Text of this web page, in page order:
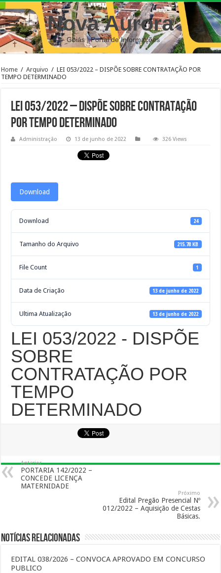
Nova Aurora
– Goiás | Portal de Informações
Home / Arquivo / LEI 053/2022 – DISPÕE SOBRE CONTRATAÇÃO POR
TEMPO DETERMINADO
LEI 053/2022 – DISPÕE SOBRE CONTRATAÇÃO
POR TEMPO DETERMINADO
Administração 13 de junho de 2022 326 Views
Download
Download 24
Tamanho do Arquivo 215.78 KB
File Count 1
Data de Criação 13 de junho de 2022
Ultima Atualização 13 de junho de 2022
LEI 053/2022 - DISPÕE
SOBRE
CONTRATAÇÃO POR
TEMPO
DETERMINADO
Anterior
PORTARIA 142/2022 –
CONCEDE LICENÇA
MATERNIDADE
Próximo
Edital Pregão Presencial Nº
012/2022 – Aquisição de Cestas
Básicas.
Notícias Relacionadas
EDITAL 038/2026 – CONVOCA APROVADO EM CONCURSO
PUBLICO